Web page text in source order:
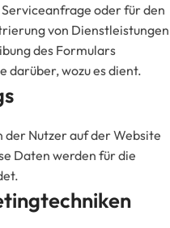
oder für den
von Dienstleistungen
des Formulars
darüber, wozu es dient.
Nutzer auf der Website
Daten werden für die